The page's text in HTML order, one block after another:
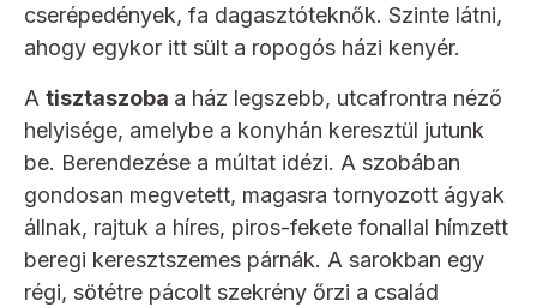
cserépedények, fa dagasztóteknők. Szinte látni,
ahogy egykor itt sült a ropogós házi kenyér.
A tisztaszoba a ház legszebb, utcafrontra néző
helyisége, amelybe a konyhán keresztül jutunk
be. Berendezése a múltat idézi. A szobában
gondosan megvetett, magasra tornyozott ágyak
állnak, rajtuk a híres, piros-fekete fonallal hímzett
beregi keresztszemes párnák. A sarokban egy
régi, sötétre pácolt szekrény őrzi a család